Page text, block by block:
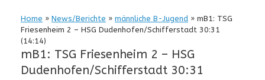
Home » News/Berichte » männliche B-Jugend » mB1: TSG
Friesenheim 2 – HSG Dudenhofen/Schifferstadt 30:31
(14:14)
mB1: TSG Friesenheim 2 – HSG
Dudenhofen/Schifferstadt 30:31